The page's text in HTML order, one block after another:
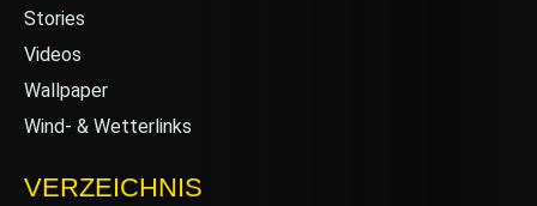
Stories
Videos
Wallpaper
Wind- & Wetterlinks
VERZEICHNIS